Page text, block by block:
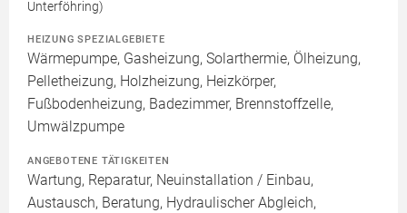
Unterföhring)
HEIZUNG SPEZIALGEBIETE
Wärmepumpe, Gasheizung, Solarthermie, Ölheizung,
Pelletheizung, Holzheizung, Heizkörper,
Fußbodenheizung, Badezimmer, Brennstoffzelle,
Umwälzpumpe
ANGEBOTENE TÄTIGKEITEN
Wartung, Reparatur, Neuinstallation / Einbau,
Austausch, Beratung, Hydraulischer Abgleich,